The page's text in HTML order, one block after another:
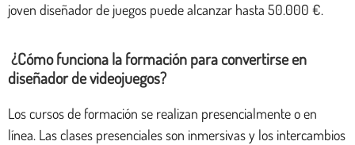
joven diseñador de juegos puede alcanzar hasta 50.000 €.
¿Cómo funciona la formación para convertirse en
diseñador de videojuegos?
Los cursos de formación se realizan presencialmente o en
línea. Las clases presenciales son inmersivas y los intercambios